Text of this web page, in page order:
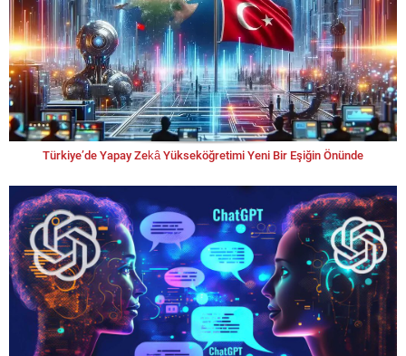
Türkiye’de Yapay Zekâ Yükseköğretimi Yeni Bir Eşiğin Önünde